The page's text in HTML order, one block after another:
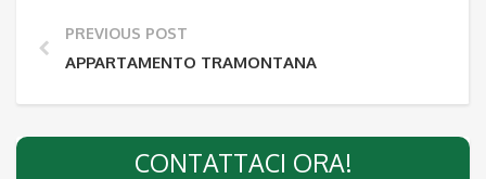
PREVIOUS POST
APPARTAMENTO TRAMONTANA
CONTATTACI ORA!